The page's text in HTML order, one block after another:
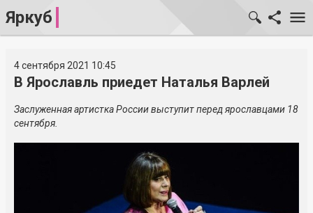
Яркуб
4 сентября 2021 10:45
В Ярославль приедет Наталья Варлей
Заслуженная артистка России выступит перед ярославцами 18
сентября.